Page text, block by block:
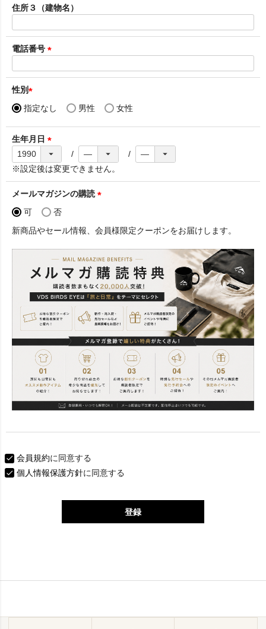
住所３（建物名）
電話番号
必
性別
(
須
)
指定なし 男性 女性
生年月日
(
必
須
)
※設定後は変更できません。
メールマガジンの購読
須
可
否
新商品やセール情報、会員様限定クーポンをお届けします。
会員規約に同意する
個人情報保護方針に同意する
登録